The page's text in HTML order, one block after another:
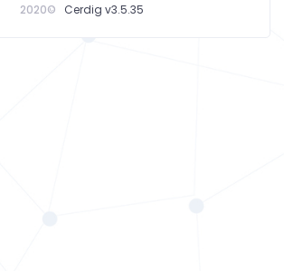
2020©
Cerdig v3.5.35